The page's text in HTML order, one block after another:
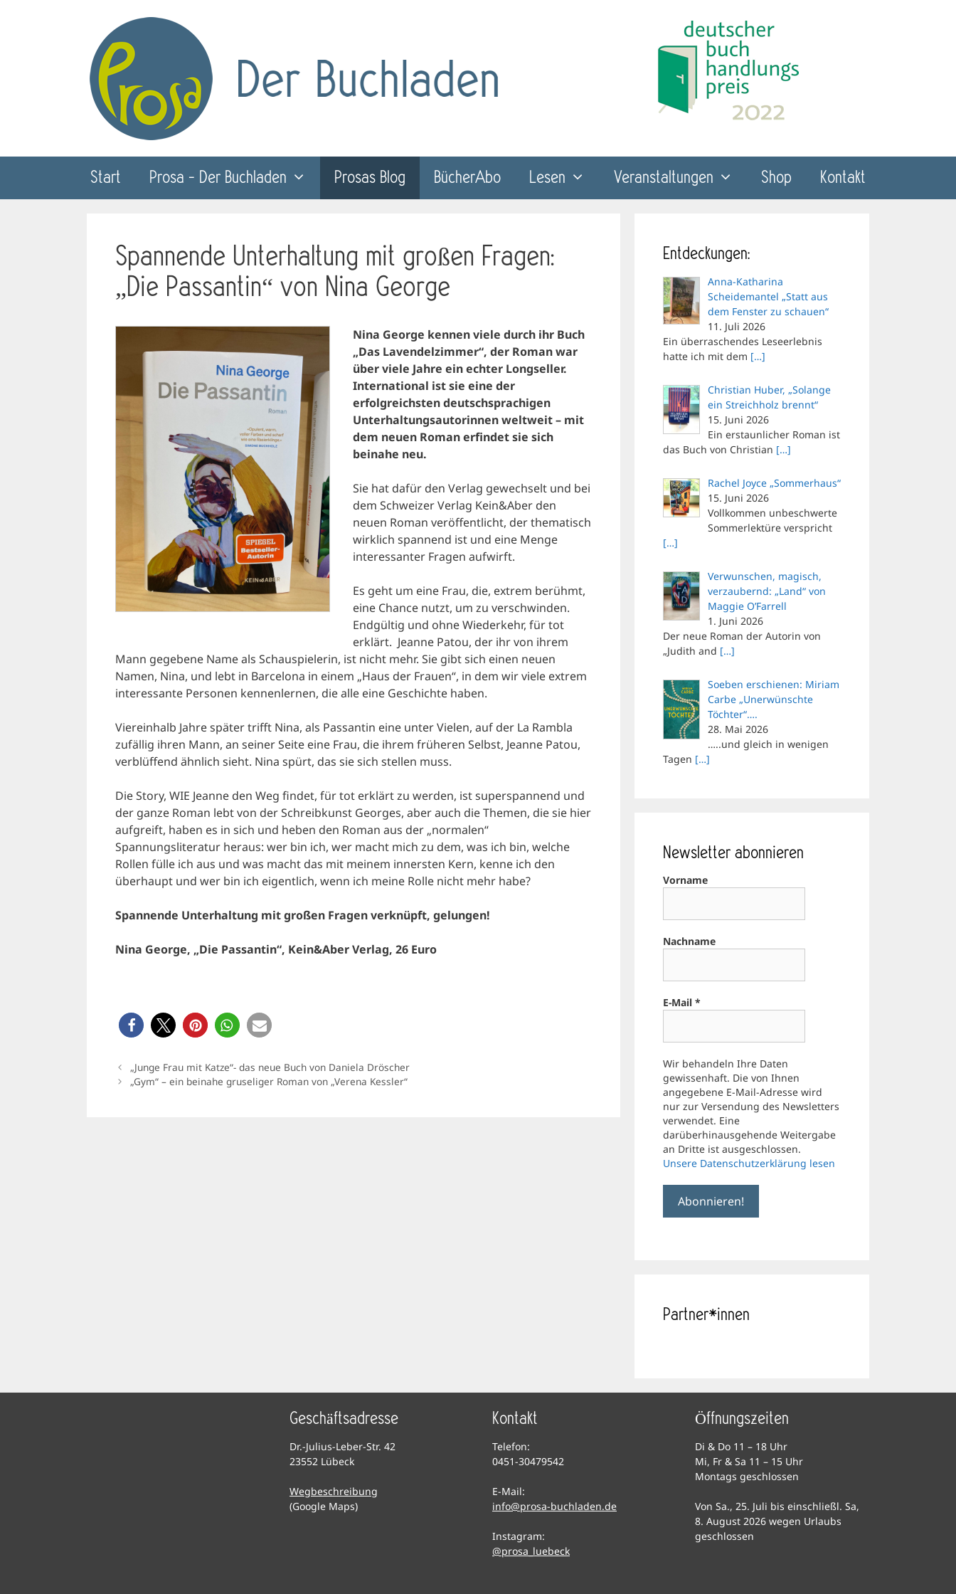
Start Prosa – Der Buchladen Prosas Blog BücherAbo Lesen Veranstaltungen Shop Kontakt
Spannende Unterhaltung mit großen Fragen:
„Die Passantin“ von Nina George
Nina George kennen viele durch ihr Buch
„Das Lavendelzimmer“, der Roman war
über viele Jahre ein echter Longseller.
International ist sie eine der
erfolgreichsten deutschsprachigen
Unterhaltungsautorinnen weltweit – mit
dem neuen Roman erfindet sie sich
beinahe neu.
Sie hat dafür den Verlag gewechselt und bei
dem Schweizer Verlag Kein&Aber den
neuen Roman veröffentlicht, der thematisch
wirklich spannend ist und eine Menge
interessanter Fragen aufwirft.
Es geht um eine Frau, die, extrem berühmt,
eine Chance nutzt, um zu verschwinden.
Endgültig und ohne Wiederkehr, für tot
erklärt. Jeanne Patou, der ihr von ihrem
Mann gegebene Name als Schauspielerin, ist nicht mehr. Sie gibt sich einen neuen
Namen, Nina, und lebt in Barcelona in einem „Haus der Frauen“, in dem wir viele extrem
interessante Personen kennenlernen, die alle eine Geschichte haben.
Viereinhalb Jahre später trifft Nina, als Passantin eine unter Vielen, auf der La Rambla
zufällig ihren Mann, an seiner Seite eine Frau, die ihrem früheren Selbst, Jeanne Patou,
verblüffend ähnlich sieht. Nina spürt, das sie sich stellen muss.
Die Story, WIE Jeanne den Weg findet, für tot erklärt zu werden, ist superspannend und
der ganze Roman lebt von der Schreibkunst Georges, aber auch die Themen, die sie hier
aufgreift, haben es in sich und heben den Roman aus der „normalen“
Spannungsliteratur heraus: wer bin ich, wer macht mich zu dem, was ich bin, welche
Rollen fülle ich aus und was macht das mit meinem innersten Kern, kenne ich den
überhaupt und wer bin ich eigentlich, wenn ich meine Rolle nicht mehr habe?
Spannende Unterhaltung mit großen Fragen verknüpft, gelungen!
Nina George, „Die Passantin“, Kein&Aber Verlag, 26 Euro
„Junge Frau mit Katze“- das neue Buch von Daniela Dröscher
„Gym“ – ein beinahe gruseliger Roman von „Verena Kessler“
Entdeckungen:
Anna-Katharina
Scheidemantel „Statt aus
dem Fenster zu schauen“
11. Juli 2026
Ein überraschendes Leseerlebnis
hatte ich mit dem […]
Christian Huber, „Solange
ein Streichholz brennt“
15. Juni 2026
Ein erstaunlicher Roman ist
das Buch von Christian […]
Rachel Joyce „Sommerhaus“
15. Juni 2026
Vollkommen unbeschwerte
Sommerlektüre verspricht
[…]
Verwunschen, magisch,
verzaubernd: „Land“ von
Maggie O’Farrell
1. Juni 2026
Der neue Roman der Autorin von
„Judith and […]
Soeben erschienen: Miriam
Carbe „Unerwünschte
Töchter“….
28. Mai 2026
…..und gleich in wenigen
Tagen […]
Newsletter abonnieren
Vorname
Nachname
E-Mail *
Wir behandeln Ihre Daten
gewissenhaft. Die von Ihnen
angegebene E-Mail-Adresse wird
nur zur Versendung des Newsletters
verwendet. Eine
darüberhinausgehende Weitergabe
an Dritte ist ausgeschlossen.
Unsere Datenschutzerklärung lesen
Partner*innen
Geschäftsadresse
Dr.-Julius-Leber-Str. 42
23552 Lübeck
Wegbeschreibung
(Google Maps)
Kontakt
Telefon:
0451-30479542
E-Mail:
info@prosa-buchladen.de
Instagram:
@prosa_luebeck
Öffnungszeiten
Di & Do 11 – 18 Uhr
Mi, Fr & Sa 11 – 15 Uhr
Montags geschlossen
Von Sa., 25. Juli bis einschließl. Sa,
8. August 2026 wegen Urlaubs
geschlossen